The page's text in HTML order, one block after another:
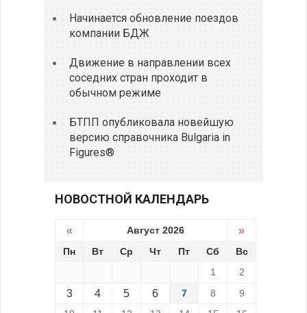
Начинается обновление поездов
компании БДЖ
Движение в направлении всех
соседних стран проходит в
обычном режиме
БТПП опубликовала новейшую
версию справочника Bulgaria in
Figures®
НОВОСТНОЙ КАЛЕНДАРЬ
« Август 2026 »
Пн Вт Ср Чт Пт Сб
Вс
1
2
3 4 5 6 7 8
9